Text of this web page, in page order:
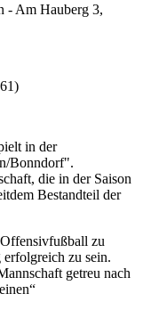
- Am Hauberg 3,
in der
Bonndorf".
die in der Saison
Bestandteil der
zu
zu sein.
getreu nach